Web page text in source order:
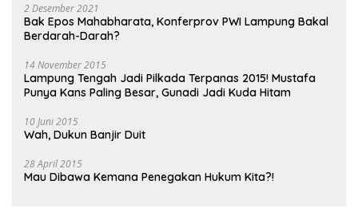
2 Desember 2021
Bak Epos Mahabharata, Konferprov PWI Lampung Bakal
Berdarah-Darah?
14 November 2015
Lampung Tengah Jadi Pilkada Terpanas 2015! Mustafa
Punya Kans Paling Besar, Gunadi Jadi Kuda Hitam
10 Juni 2015
Wah, Dukun Banjir Duit
28 April 2015
Mau Dibawa Kemana Penegakan Hukum Kita?!